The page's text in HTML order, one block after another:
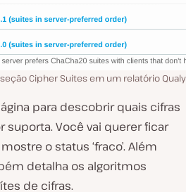
Cipher Suites em um relatório
para descobrir quais cifras
suporta. Você vai querer ficar
o status ‘fraco’. Além
detalha os algoritmos
de cifras.